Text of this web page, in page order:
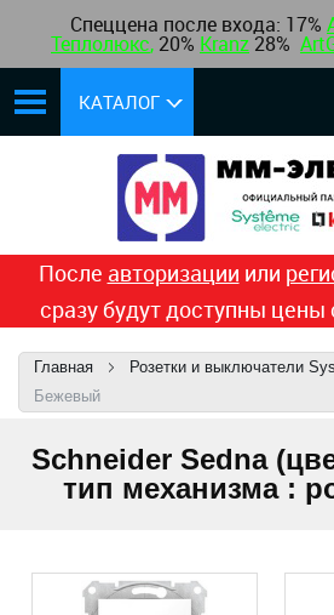
Спеццена после входа: 17%
Теплолюкс, 20% Kranz 28%
КАТАЛОГ
После авторизации или
сразу будут доступны цены
Главная Розетки и выключатели
Бежевый
Schneider Sedna
тип механизма :